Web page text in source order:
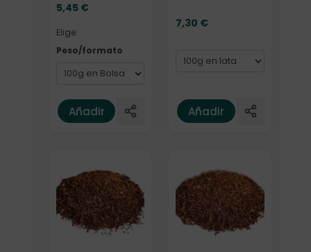
5,45 €
Elige:
Peso/formato
Añadir
7,30 €
Añadir